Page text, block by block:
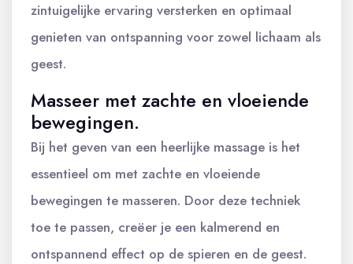
zintuigelijke ervaring versterken en optimaal
genieten van ontspanning voor zowel lichaam als
geest.
Masseer met zachte en vloeiende
bewegingen.
Bij het geven van een heerlijke massage is het
essentieel om met zachte en vloeiende
bewegingen te masseren. Door deze techniek
toe te passen, creëer je een kalmerend en
ontspannend effect op de spieren en de geest.